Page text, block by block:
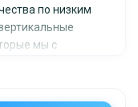
по низким
мы с